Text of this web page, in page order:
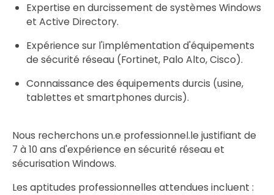
Expertise en durcissement de systèmes Windows
et Active Directory.
Expérience sur l'implémentation d'équipements
de sécurité réseau (Fortinet, Palo Alto, Cisco).
Connaissance des équipements durcis (usine,
tablettes et smartphones durcis).
Nous recherchons un.e professionnel.le justifiant de
7 à 10 ans d'expérience en sécurité réseau et
sécurisation Windows.
Les aptitudes professionnelles attendues incluent :